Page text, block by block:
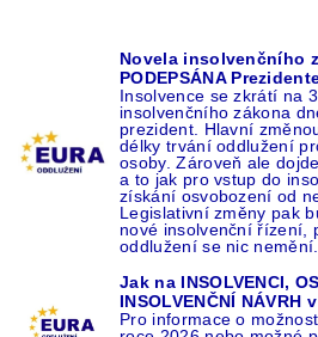
Novela insolvenčního
PODEPSÁNA
Insolvence se zkrátí na
insolvenčního zákona
prezident. Hlavní
délky trvání oddlužení
osoby. Zároveň ale
a to jak pro vstup do
získání osvobození od
Legislativní změny pak
nové insolvenční řízení,
oddlužení se nic nemění.
Jak na INSOLVENCI,
INSOLVENČNÍ NÁVRH
Pro informace o